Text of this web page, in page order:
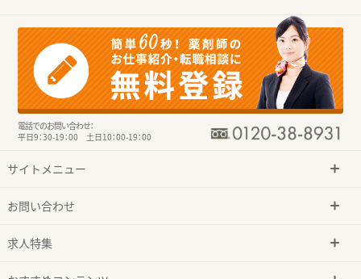
電話でのお問い合わせ：
平日9：30-19：00 土日10：00-19：00
サイトメニュー
お問い合わせ
求人特集